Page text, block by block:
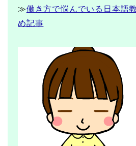
≫働き方で悩んでいる日本語
め記事